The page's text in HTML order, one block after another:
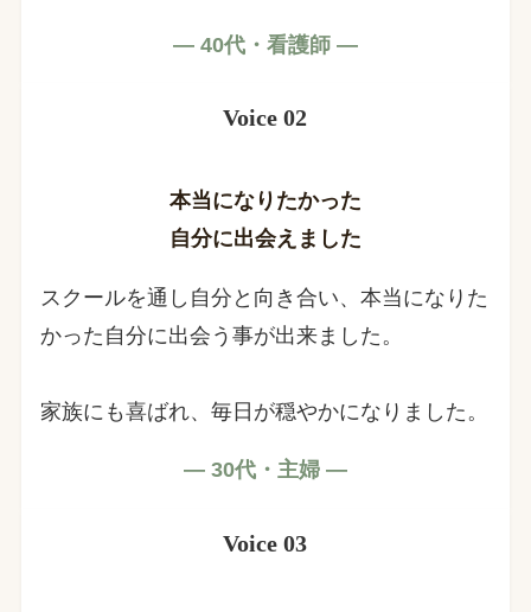
— 40代・看護師 —
Voice 02
本当になりたかった
自分に出会えました
スクールを通し自分と向き合い、本当になりた
かった自分に出会う事が出来ました。
家族にも喜ばれ、毎日が穏やかになりました。
— 30代・主婦 —
Voice 03